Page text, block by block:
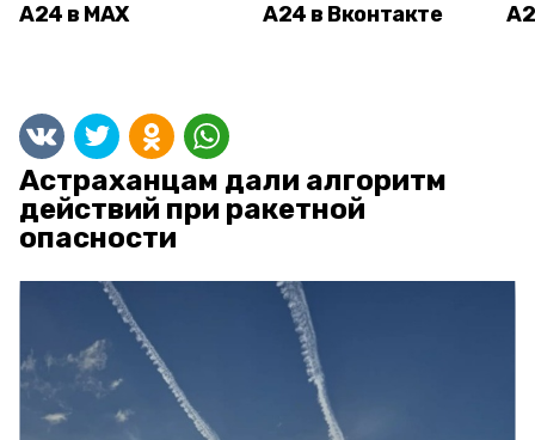
А24 в MAX А24 в Вконтакте
Астраханцам дали алгоритм
действий при ракетной
опасности